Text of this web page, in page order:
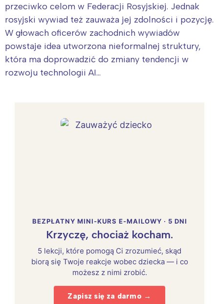
przeciwko celom w Federacji Rosyjskiej. Jednak
rosyjski wywiad też zauważa jej zdolności i pozycję.
W głowach oficerów zachodnich wywiadów
powstaje idea utworzona nieformalnej struktury,
która ma doprowadzić do zmiany tendencji w
rozwoju technologii AI…
BEZPŁATNY MINI-KURS E-MAILOWY · 5 DNI
Krzyczę, chociaż kocham.
5 lekcji, które pomogą Ci zrozumieć, skąd
biorą się Twoje reakcje wobec dziecka — i co
możesz z nimi zrobić.
Zapisz się za darmo →